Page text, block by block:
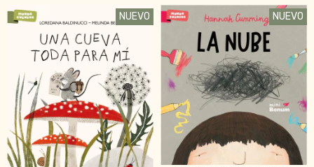
NUEVO NUEVO